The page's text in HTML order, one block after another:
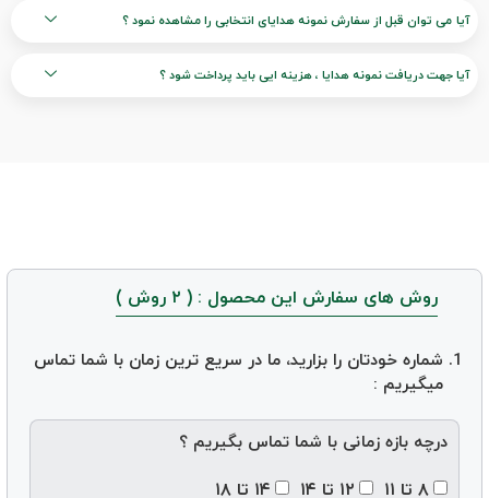
آیا می توان قبل از سفارش نمونه هدایای انتخابی را مشاهده نمود ؟
آیا جهت دریافت نمونه هدایا ، هزینه ایی باید پرداخت شود ؟
روش های سفارش این محصول : ( ۲ روش )
شماره خودتان را بزارید، ما در سریع ترین زمان با شما تماس
میگیریم :
درچه بازه زمانی با شما تماس بگیریم ؟
۸ تا ۱۱ ۱۲ تا ۱۴ ۱۴ تا ۱۸